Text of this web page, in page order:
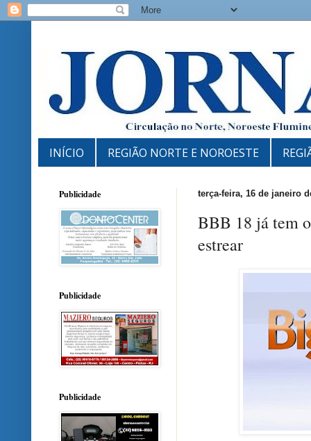
INÍCIO REGIÃO NORTE E NOROESTE
terça-feira, 16 de janeiro
BBB 18 já tem
estrear
Publicidade
Publicidade
Publicidade